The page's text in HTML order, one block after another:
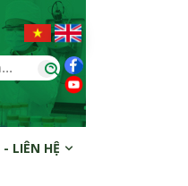
LIÊN HỆ